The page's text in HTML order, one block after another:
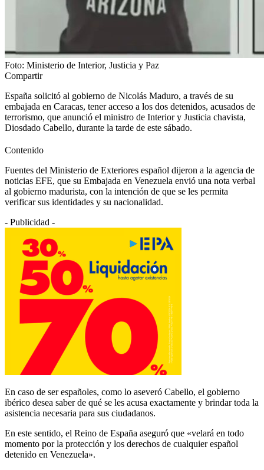
Foto: Ministerio de Interior, Justicia y Paz
Compartir
España solicitó al gobierno de Nicolás Maduro, a través de su
embajada en Caracas, tener acceso a los dos detenidos, acusados de
terrorismo, que anunció el ministro de Interior y Justicia chavista,
Diosdado Cabello, durante la tarde de este sábado.
Contenido
Fuentes del Ministerio de Exteriores español dijeron a la agencia de
noticias EFE, que su Embajada en Venezuela envió una nota verbal
al gobierno madurista, con la intención de que se les permita
verificar sus identidades y su nacionalidad.
- Publicidad -
En caso de ser españoles, como lo aseveró Cabello, el gobierno
ibérico desea saber de qué se les acusa exactamente y brindar toda la
asistencia necesaria para sus ciudadanos.
En este sentido, el Reino de España aseguró que «velará en todo
momento por la protección y los derechos de cualquier español
detenido en Venezuela».